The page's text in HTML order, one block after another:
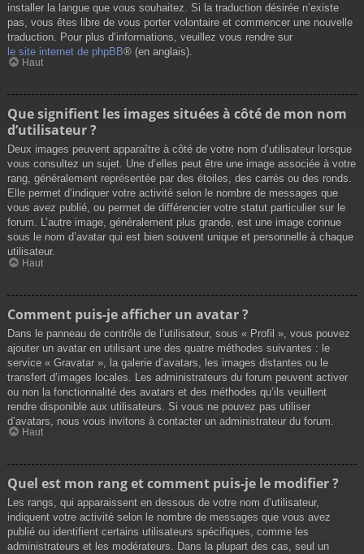
installer la langue que vous souhaitez. Si la traduction désirée n’existe
pas, vous êtes libre de vous porter volontaire et commencer une nouvelle
traduction. Pour plus d’informations, veuillez vous rendre sur
le site internet de phpBB® (en anglais).
Haut
Que signifient les images situées à côté de mon nom
d’utilisateur ?
Deux images peuvent apparaître à côté de votre nom d’utilisateur lorsque
vous consultez un sujet. Une d’elles peut être une image associée à votre
rang, généralement représentée par des étoiles, des carrés ou des ronds.
Elle permet d’indiquer votre activité selon le nombre de messages que
vous avez publié, ou permet de différencier votre statut particulier sur le
forum. L’autre image, généralement plus grande, est une image connue
sous le nom d’avatar qui est bien souvent unique et personnelle à chaque
utilisateur.
Haut
Comment puis-je afficher un avatar ?
Dans le panneau de contrôle de l’utilisateur, sous « Profil », vous pouvez
ajouter un avatar en utilisant une des quatre méthodes suivantes : le
service « Gravatar », la galerie d’avatars, les images distantes ou le
transfert d’images locales. Les administrateurs du forum peuvent activer
ou non la fonctionnalité des avatars et des méthodes qu’ils veuillent
rendre disponible aux utilisateurs. Si vous ne pouvez pas utiliser
d’avatars, nous vous invitons à contacter un administrateur du forum.
Haut
Quel est mon rang et comment puis-je le modifier ?
Les rangs, qui apparaissent en dessous de votre nom d’utilisateur,
indiquent votre activité selon le nombre de messages que vous avez
publié ou identifient certains utilisateurs spécifiques, comme les
administrateurs et les modérateurs. Dans la plupart des cas, seul un